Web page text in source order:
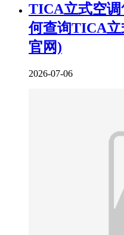
TICA立式空
何查询TICA
官网)
2026-07-06